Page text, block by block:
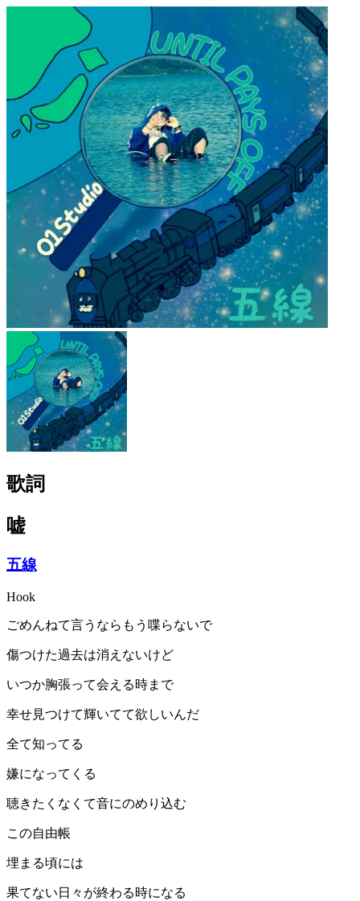
歌詞
嘘
五線
Hook
ごめんねて言うならもう喋らないで
傷つけた過去は消えないけど
いつか胸張って会える時まで
幸せ見つけて輝いてて欲しいんだ
全て知ってる
嫌になってくる
聴きたくなくて音にのめり込む
この自由帳
埋まる頃には
果てない日々が終わる時になる